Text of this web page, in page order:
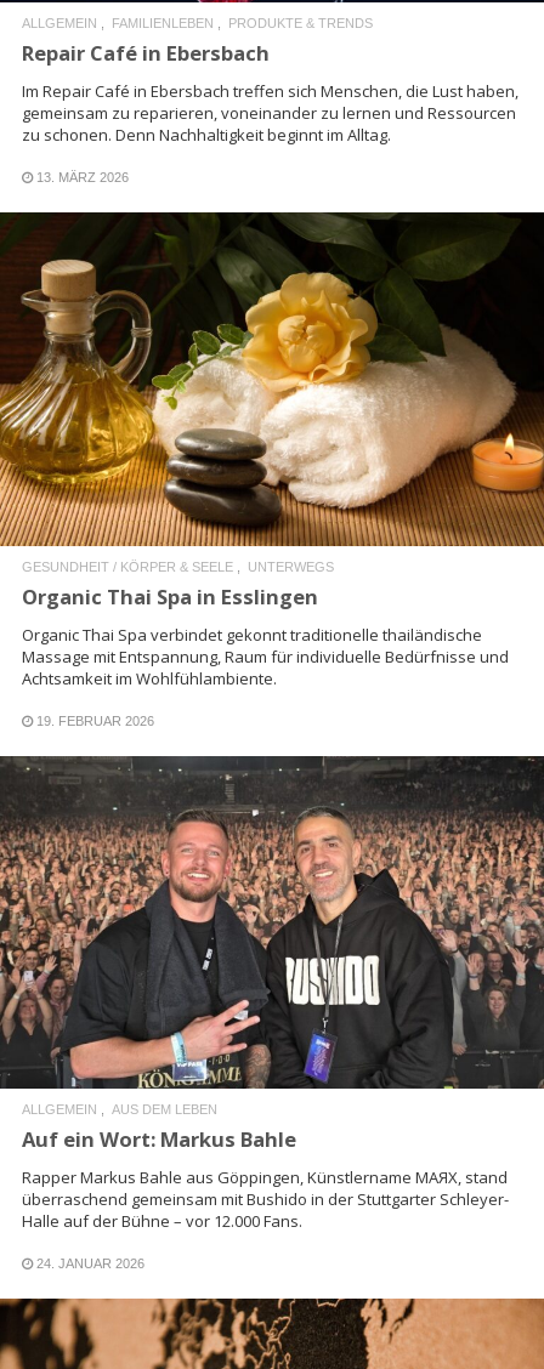
ALLGEMEIN FAMILIENLEBEN PRODUKTE & TRENDS
Repair Café in Ebersbach
Im Repair Café in Ebersbach treffen sich Menschen, die Lust haben,
gemeinsam zu reparieren, voneinander zu lernen und Ressourcen
zu schonen. Denn Nachhaltigkeit beginnt im Alltag.
13. MÄRZ 2026
READ MORE
GESUNDHEIT / KÖRPER & SEELE UNTERWEGS
Organic Thai Spa in Esslingen
Organic Thai Spa verbindet gekonnt traditionelle thailändische
Massage mit Entspannung, Raum für individuelle Bedürfnisse und
Achtsamkeit im Wohlfühlambiente.
19. FEBRUAR 2026
READ MORE
ALLGEMEIN AUS DEM LEBEN
Auf ein Wort: Markus Bahle
Rapper Markus Bahle aus Göppingen, Künstlername MAЯX, stand
überraschend gemeinsam mit Bushido in der Stuttgarter Schleyer-
Halle auf der Bühne – vor 12.000 Fans.
24. JANUAR 2026